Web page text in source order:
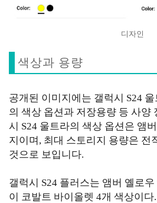
디자인
색상과 용량
공개된 이미지에는 갤럭시 S24
의 색상 옵션과 저장용량 등 사양
시 S24 울트라의 색상 옵션은 앰
지이며, 최대 스토리지 용량은 전
것으로 보입니다.
갤럭시 S24 플러스는 앰버 옐로
이 코발트 바이올렛 4개 색상이다